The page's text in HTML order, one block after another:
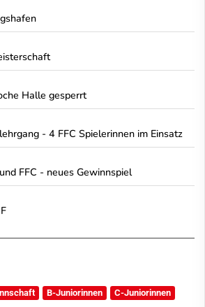
Halle gesperrt
- 4 FFC Spielerinnen im Einsatz
FFC - neues Gewinnspiel
B-Juniorinnen
C-Juniorinnen